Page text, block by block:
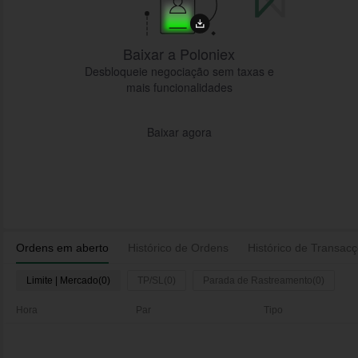
Ordens em aberto Histórico de Ordens Histórico de
Limite | Mercado(0) TP/SL(0) Parada de Rastreamento(0)
Hora Par Tipo
Baixar a Poloniex
Desbloqueie negociação sem taxas e
mais funcionalidades
Baixar agora